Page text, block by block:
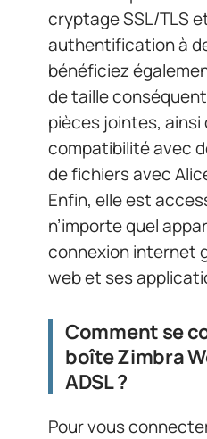
cryptage SSL/TLS
authentification à
bénéficiez
de taille
pièces jointes, ainsi
compatibilité avec
de fichiers avec
Enfin, elle est
n’importe quel
connexion internet
web et ses
Comment se
boîte Zimbra
ADSL ?
Pour vous